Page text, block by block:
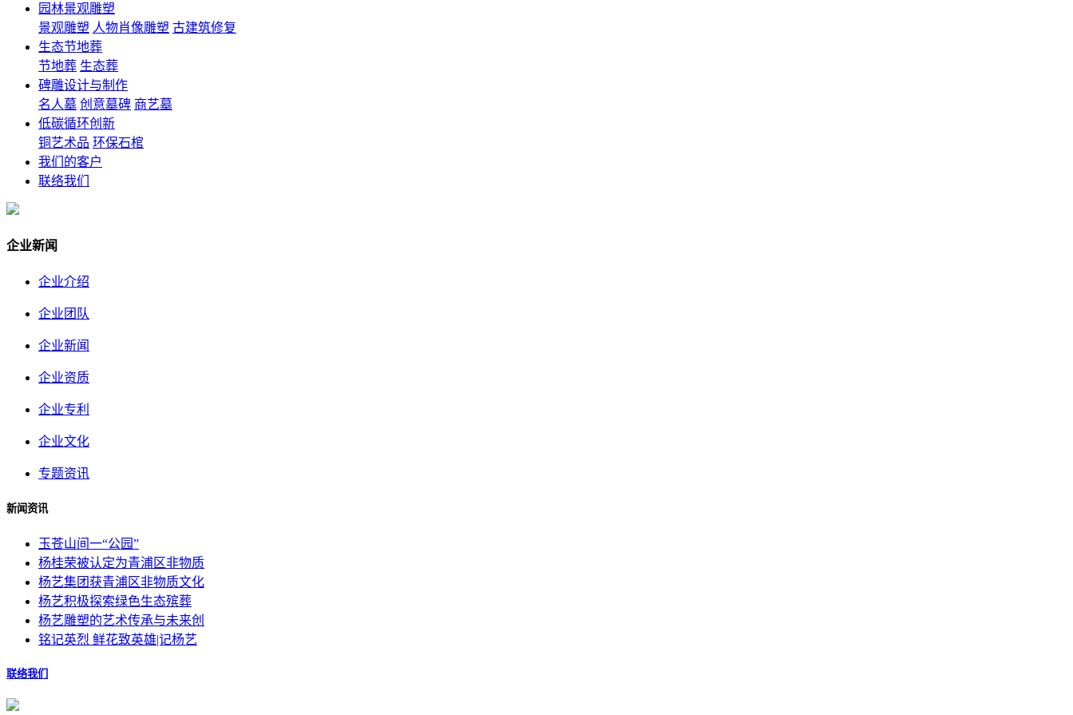
园林景观雕塑
景观雕塑 人物肖像雕塑 古建筑修复
生态节地葬
节地葬 生态葬
碑雕设计与制作
名人墓 创意墓碑 商艺墓
低碳循环创新
铜艺术品 环保石棺
我们的客户
联络我们
企业新闻
企业介绍
企业团队
企业新闻
企业资质
企业专利
企业文化
专题资讯
新闻资讯
玉苍山间一“公园”
杨桂荣被认定为青浦区非物质
杨艺集团获青浦区非物质文化
杨艺积极探索绿色生态殡葬
杨艺雕塑的艺术传承与未来创
铭记英烈 鲜花致英雄|记杨艺
联络我们